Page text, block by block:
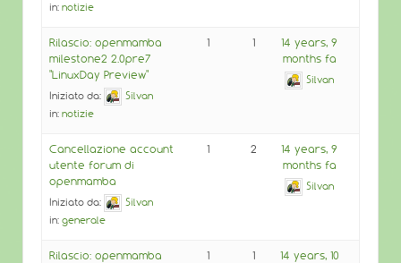
in: notizie
Rilascio: openmamba
milestone2 2.0pre7
"LinuxDay Preview"
Iniziato da:
Silvan
in: notizie
1 1
14 years, 9
months fa
Silvan
Cancellazione account
utente forum di
openmamba
Iniziato da:
Silvan
in: generale
1 2
14 years, 9
months fa
Silvan
Rilascio: openmamba
1 1
14 years, 10